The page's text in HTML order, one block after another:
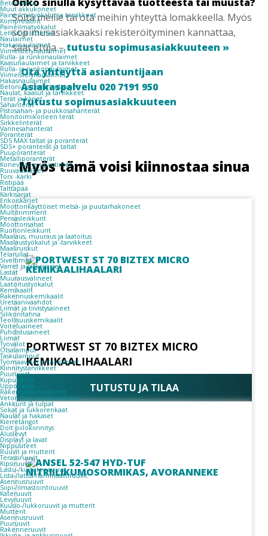
Betonivibra
Muut akkukoneet
Paineilmatyökalut ja tarvikkeet
Kompressorit
Paineilmatyökalut
Letkut ja liittimet
Naulaimet
Hakasnaulaimet
Viimeistelynaulaimet
Rulla- ja runkonaulaimet
Kaasunaulaimet ja tarvikkeet
Rulla- ja runkonaulaimet
Viimeistelynaulaimet
Hakasnaulaimet
Betoni- ja teräsnaulaimet
Naulat, kaasut ja tarvikkeet
Terät ja kärjet
Sahanterät
Pistosahan- ja puukkosahanterät
Monitoimikoneen terät
Sirkkelinterät
Vannesahanterät
Poranterät
SDS MAX taltat ja poranterät
SDS+ poranterät ja taltat
Puuporanterät
Metalliporanterät
Koneviilat ja upottimet
Ruuvauskärjet
Torx -kärki
Ristipää
Talttapää
Kärkisarjat
Erikoiskärjet
Moottorikäyttöiset metsä- ja puutarhakoneet
Multitrimmerit
Pensasleikkurit
Moottorisahat
Ruohonleikkurit
Maalaus, muuraus ja laatoitus
Maalaustyökalut ja -tarvikkeet
Maaliruiskut
Telarullat
Siveltimet
Varret ja jatkovarret
Lastat
Muurausvälineet
Laatoitustyökalut
Kemikaalit
Rakennuskemikaalit
Uretaanivaahdot
Liimat ja tiivistysaineet
Silikonitahna
Teollisuuskemikaalit
Voiteluaineet
Puhdistusaineet
Liimat
Työvalot
Otsalamput
Taskulamput
Työmaavalot ja tarvikkeet
Kiinnitys­tarvikkeet
Puuruuvit
Kupukanta
Uppokanta
Rakennuskiinnikkeet
Vetoniitit ja niittimutterit
Ankkurit ja tulpat
Sokat ja lukkorenkaat
Naulat ja hakaset
Kierretangot
Dolt piilokiinnitys
Aluslevyt
Displayt ja lavat
Nippusiteet
Ruuvit ja mutterit
Terassiruuvit
Kipsiruuvit
Lastu-/kuitulevyruuvit
Lista-/lattia-/laminaattiruuvit
Asennusruuvit
Siipi-/ilmastointiruuvit
Kateruuvit
Levyruuvit
Kuusio-/lukkoruuvit ja mutterit
Mutterit
Asennusruuvit
Puuruuvit
Rakenneruuvit
Soita meille tai ota meihin yhteyttä lomakkeella. Myös
sopimusasiakkaaksi rekisteröityminen kannattaa,
saat etuja –tutustu sopimusasiakkuuteen »
Ota yhteyttä asiantuntijaan
Asiakaspalvelu 020 7191 950
Tutustu sopimusasiakkuuteen
Myös tämä voisi kiinnostaa sinua
PORTWEST ST 70 BIZTEX MICRO
KEMIKAALIHAALARI
TUTUSTU JA TILAA